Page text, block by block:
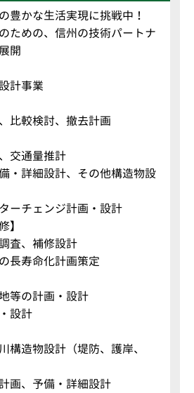
豊かな生活実現に挑戦中！
ための、信州の技術パートナ
開
計事業
比較検討、撤去計画
交通量推計
・詳細設計、その他構造物設
ーチェンジ計画・設計
】
査、補修設計
長寿命化計画策定
等の計画・設計
設計
構造物設計（堤防、護岸、
画、予備・詳細設計